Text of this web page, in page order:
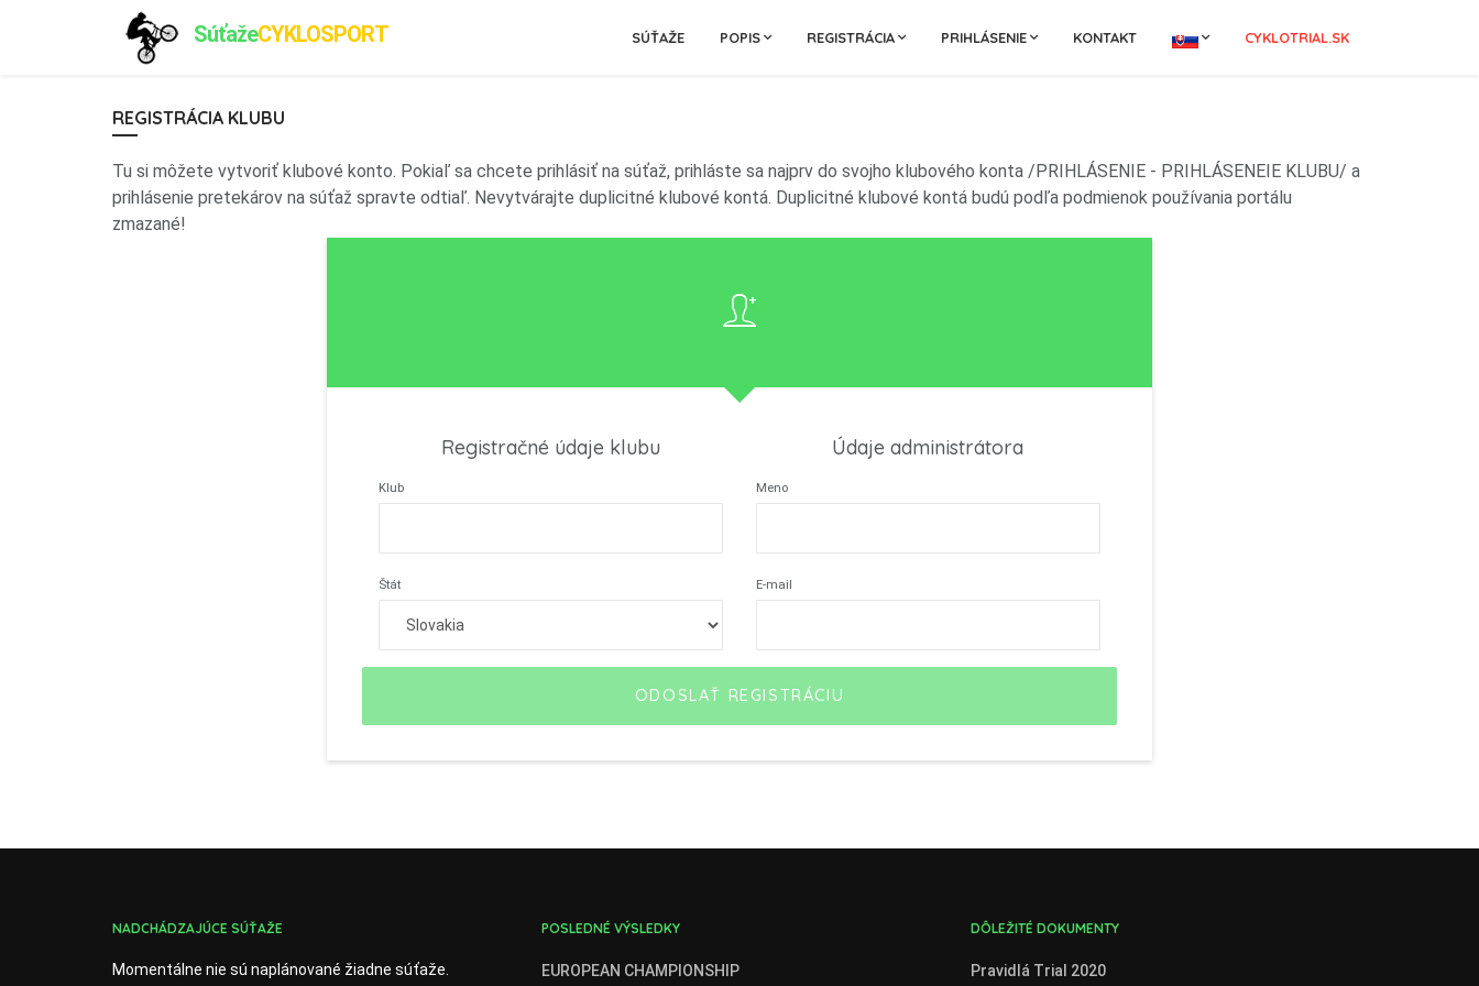
SúťažeCYKLOSPORT SÚŤAŽE POPIS REGISTRÁCIA PRIHLÁSENIE KONTAKT CYKLOTRIAL.SK
REGISTRÁCIA KLUBU
Tu si môžete vytvoriť klubové konto. Pokiaľ sa chcete prihlásiť na súťaž, prihláste sa najprv do svojho klubového konta /PRIHLÁSENIE - PRIHLÁSENEIE KLUBU/ a
prihlásenie pretekárov na súťaž spravte odtiaľ. Nevytvárajte duplicitné klubové kontá. Duplicitné klubové kontá budú podľa podmienok používania portálu
zmazané!
Registračné údaje klubu
Klub
Štát
Údaje administrátora
Meno
E-mail
ODOSLAŤ REGISTRÁCIU
NADCHÁDZAJÚCE SÚŤAŽE
Momentálne nie sú naplánované žiadne súťaže.
POSLEDNÉ VÝSLEDKY
EUROPEAN CHAMPIONSHIP
DÔLEŽITÉ DOKUMENTY
Pravidlá Trial 2020